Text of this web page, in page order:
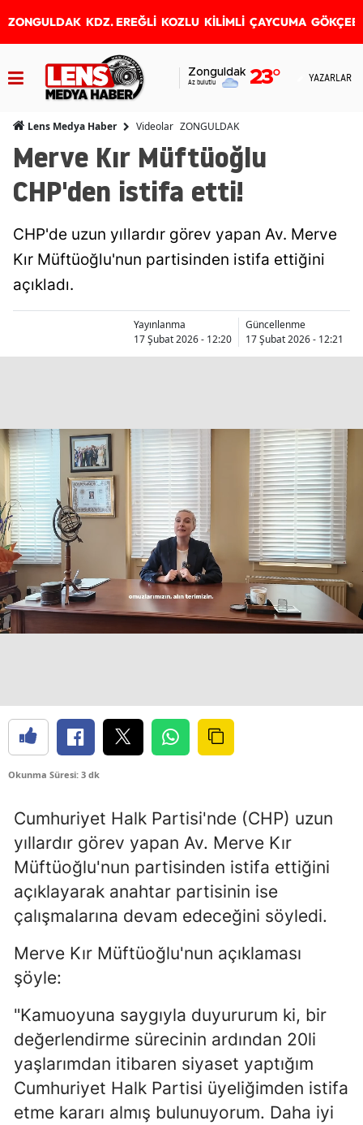
ZONGULDAK KDZ. EREĞLİ KOZLU KİLİMLİ ÇAYCUMA
Zonguldak
Az bulutlu 23° YAZARLAR
Lens Medya Haber Videolar ZONGULDAK
Merve Kır Müftüoğlu
CHP'den istifa etti!
CHP'de uzun yıllardır görev yapan Av. Merve
Kır Müftüoğlu'nun partisinden istifa ettiğini
açıkladı.
Yayınlanma
17 Şubat 2026 - 12:20
Güncellenme
17 Şubat 2026 - 12:21
Okunma Süresi: 3 dk
Cumhuriyet Halk Partisi'nde (CHP) uzun
yıllardır görev yapan Av. Merve Kır
Müftüoğlu'nun partisinden istifa ettiğini
açıklayarak anahtar partisinin ise
çalışmalarına devam edeceğini söyledi.
Merve Kır Müftüoğlu'nun açıklaması
şöyle:
"Kamuoyuna saygıyla duyururum ki, bir
değerlendirme sürecinin ardından 20li
yaşlarımdan itibaren siyaset yaptığım
Cumhuriyet Halk Partisi üyeliğimden istifa
etme kararı almış bulunuyorum. Daha iyi